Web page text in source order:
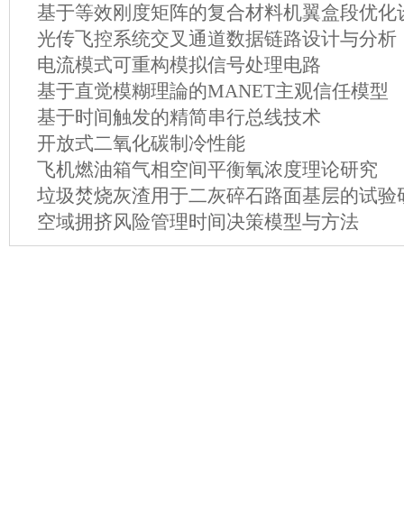
基于等效刚度矩阵的复合材料机翼盒段优化
光传飞控系统交叉通道数据链路设计与分析
电流模式可重构模拟信号处理电路
基于直觉模糊理論的MANET主观信任模型
基于时间触发的精简串行总线技术
开放式二氧化碳制冷性能
飞机燃油箱气相空间平衡氧浓度理论研究
垃圾焚烧灰渣用于二灰碎石路面基层的试验
空域拥挤风险管理时间决策模型与方法